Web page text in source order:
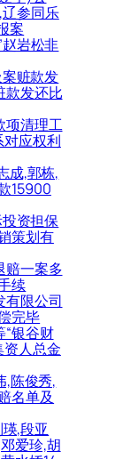
参同乐
案
岩松非
赃款发
款发还比
项清理工
应权利
成,郭栋,
15900
资担保
策划有
赔一案多
续
有限公司
完毕
“银谷财
资人总金
,陈俊秀,
名单及
,段亚
爱珍,胡